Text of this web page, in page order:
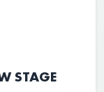
STAGE